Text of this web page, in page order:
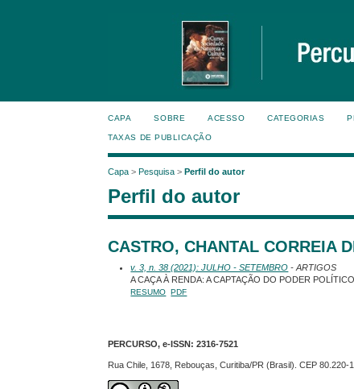
CAPA SOBRE ACESSO CATEGORIAS
TAXAS DE PUBLICAÇÃO
Capa >Pesquisa >Perfil do autor
Perfil do autor
CASTRO, CHANTAL CORREIA
v. 3, n. 38 (2021): JULHO - SETEMBRO - ARTIGOS
A CAÇA À RENDA: A CAPTAÇÃO DO PODER
RESUMO PDF
PERCURSO, e-ISSN:2316-7521
Rua Chile, 1678, Rebouças, Curitiba/PR (Brasil). CEP 80.220-